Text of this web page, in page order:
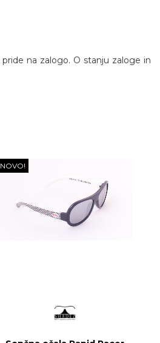
na zalogo. O stanju zaloge in
NOVO!